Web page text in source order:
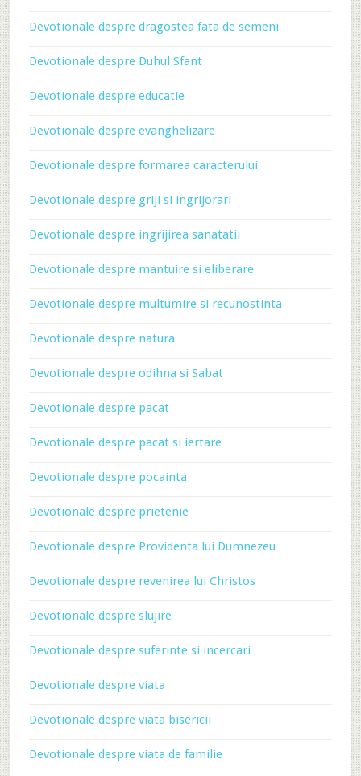
Devotionale despre dragostea fata de semeni
Devotionale despre Duhul Sfant
Devotionale despre educatie
Devotionale despre evanghelizare
Devotionale despre formarea caracterului
Devotionale despre griji si ingrijorari
Devotionale despre ingrijirea sanatatii
Devotionale despre mantuire si eliberare
Devotionale despre multumire si recunostinta
Devotionale despre natura
Devotionale despre odihna si Sabat
Devotionale despre pacat
Devotionale despre pacat si iertare
Devotionale despre pocainta
Devotionale despre prietenie
Devotionale despre Providenta lui Dumnezeu
Devotionale despre revenirea lui Christos
Devotionale despre slujire
Devotionale despre suferinte si incercari
Devotionale despre viata
Devotionale despre viata bisericii
Devotionale despre viata de familie